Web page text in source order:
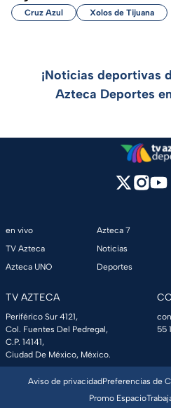
Cruz Azul Xolos de Tijuana
¡Noticias deportivas
Azteca Deportes
en vivo
TV Azteca
Azteca UNO
Azteca 7
Noticias
Deportes
TV AZTECA
Periférico Sur 4121,
Col. Fuentes Del Pedregal,
C.P. 14141,
Ciudad De México, México.
55
Aviso de privacidadPreferencias de
Promo Espacio